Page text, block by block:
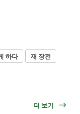
하다
재 장전
더 보기